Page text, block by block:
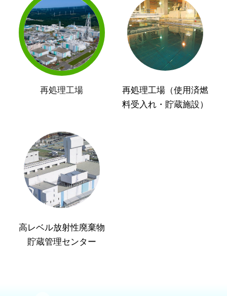
再処理工場
再処理工場（使用済燃
料受入れ・貯蔵施設）
高レベル放射性廃棄物
貯蔵管理センター